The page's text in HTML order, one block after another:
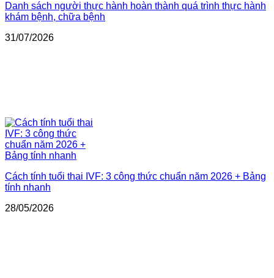
Danh sách người thực hành hoàn thành quá trình thực hành
khám bệnh, chữa bệnh
31/07/2026
Cách tính tuổi thai IVF: 3 công thức chuẩn năm 2026 + Bảng
tính nhanh
28/05/2026